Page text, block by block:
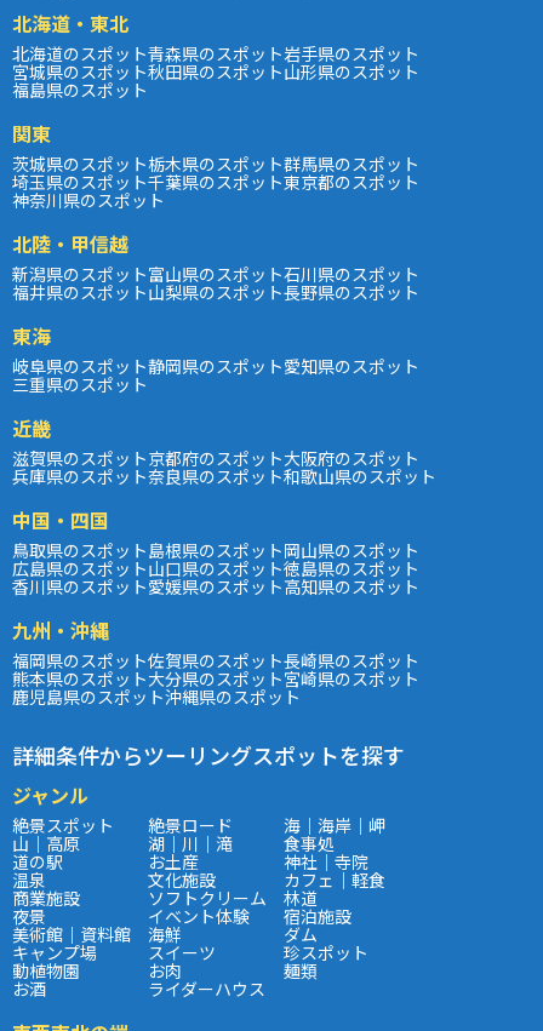
北海道・東北
北海道のスポット青森県のスポット岩手県のスポット
宮城県のスポット秋田県のスポット山形県のスポット
福島県のスポット
関東
茨城県のスポット栃木県のスポット群馬県のスポット
埼玉県のスポット千葉県のスポット東京都のスポット
神奈川県のスポット
北陸・甲信越
新潟県のスポット富山県のスポット石川県のスポット
福井県のスポット山梨県のスポット長野県のスポット
東海
岐阜県のスポット静岡県のスポット愛知県のスポット
三重県のスポット
近畿
滋賀県のスポット京都府のスポット大阪府のスポット
兵庫県のスポット奈良県のスポット和歌山県のスポット
中国・四国
鳥取県のスポット島根県のスポット岡山県のスポット
広島県のスポット山口県のスポット徳島県のスポット
香川県のスポット愛媛県のスポット高知県のスポット
九州・沖縄
福岡県のスポット佐賀県のスポット長崎県のスポット
熊本県のスポット大分県のスポット宮崎県のスポット
鹿児島県のスポット沖縄県のスポット
詳細条件からツーリングスポットを探す
ジャンル
絶景スポット 絶景ロード 海｜海岸｜岬
山｜高原 湖｜川｜滝 食事処
道の駅 お土産 神社｜寺院
温泉 文化施設 カフェ｜軽食
商業施設 ソフトクリーム 林道
夜景 イベント体験 宿泊施設
美術館｜資料館 海鮮 ダム
キャンプ場 スイーツ 珍スポット
動植物園 お肉 麺類
お酒 ライダーハウス